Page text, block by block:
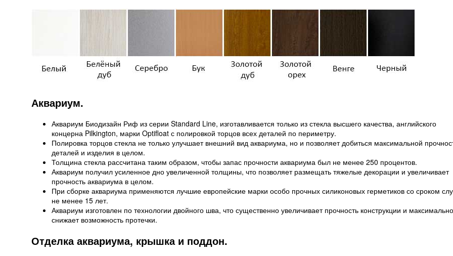
Аквариум.
Аквариум Биодизайн Риф из серии Standard Line, изготавливается только из стекла высшего качества, английского
концерна Pilkington, марки Optifloat с полировкой торцов всех деталей по периметру.
Полировка торцов стекла не только улучшает внешний вид аквариума, но и позволяет добиться максимальной
деталей и изделия в целом.
Толщина стекла рассчитана таким образом, чтобы запас прочности аквариума был не менее 250 процентов.
Аквариум получил усиленное дно увеличенной толщины, что позволяет размещать тяжелые декорации и увеличивает
прочность аквариума в целом.
При сборке аквариума применяются лучшие европейские марки особо прочных силиконовых герметиков со сроком
не менее 15 лет.
Аквариум изготовлен по технологии двойного шва, что существенно увеличивает прочность конструкции и максимально
снижает возможность протечки.
Отделка аквариума, крышка и поддон.